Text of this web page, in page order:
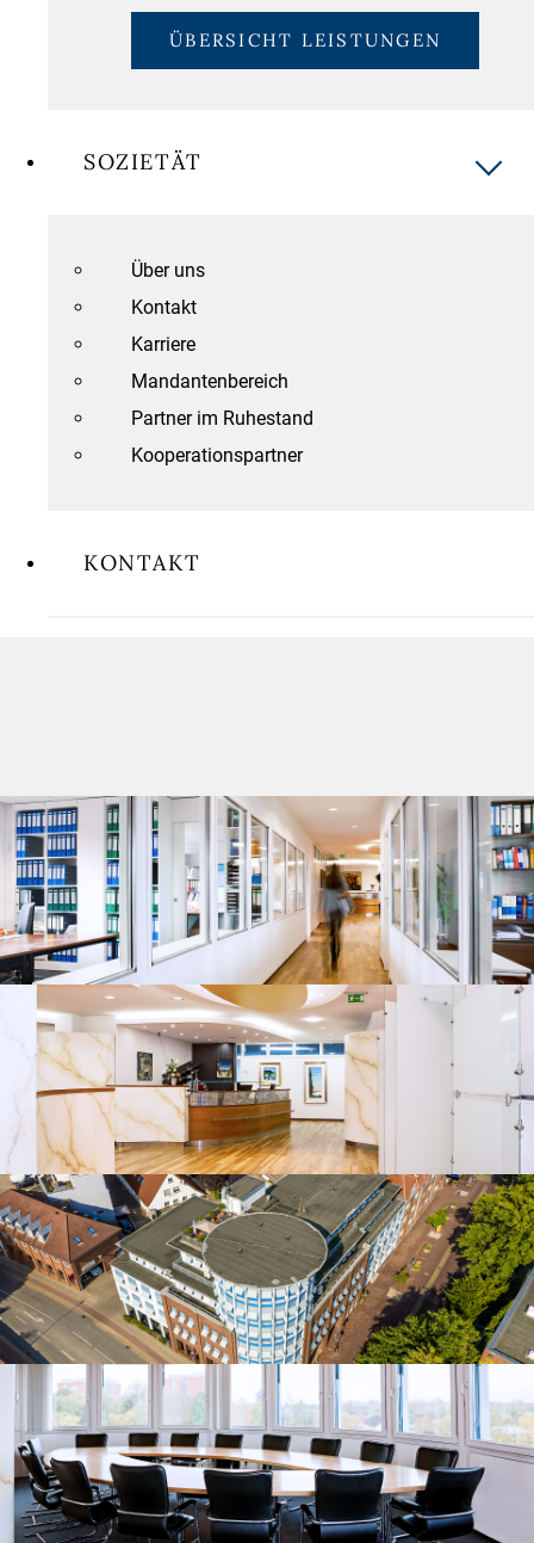
ÜBERSICHT LEISTUNGEN
SOZIETÄT
Über uns
Kontakt
Karriere
Mandantenbereich
Partner im Ruhestand
Kooperationspartner
KONTAKT